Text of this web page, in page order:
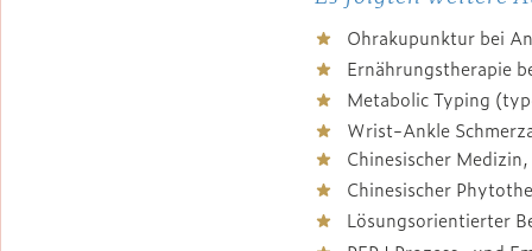
★ Ohrakupunktur bei
★ Ernährungstherapie
★ Metabolic Typing
★ Wrist-Ankle
★ Chinesischer
★ Chinesischer
★ Lösungsorientierter